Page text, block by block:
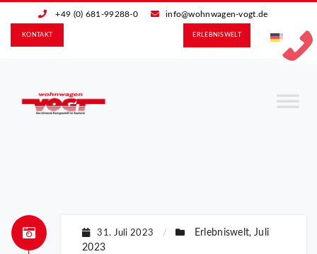
+49 (0) 681-99288-0 info@wohnwagen-vogt.de
ERLEBNIS­WELT
KONTAKT
31. Juli 2023 / Erlebniswelt, Juli
2023